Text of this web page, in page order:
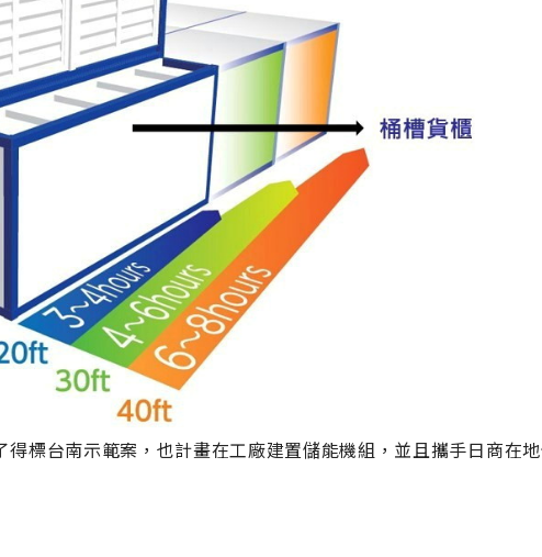
得標台南示範案，也計畫在工廠建置儲能機組，並且攜手日商在